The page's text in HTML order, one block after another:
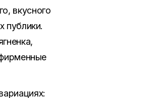
вкусного
публики.